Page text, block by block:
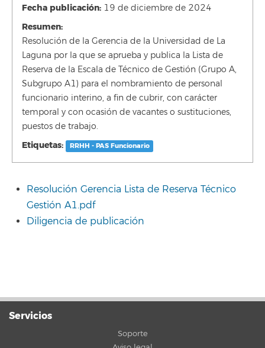
Fecha publicación: 19 de diciembre de 2024
Resumen:
Resolución de la Gerencia de la Universidad de La
Laguna por la que se aprueba y publica la Lista de
Reserva de la Escala de Técnico de Gestión (Grupo A,
Subgrupo A1) para el nombramiento de personal
funcionario interino, a fin de cubrir, con carácter
temporal y con ocasión de vacantes o sustituciones,
puestos de trabajo.
Etiquetas: RRHH - PAS Funcionario
Resolución Gerencia Lista de Reserva Técnico
Gestión A1.pdf
Diligencia de publicación
Servicios
Soporte